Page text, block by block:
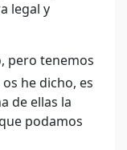
legal y
pero tenemos
he dicho, es
de ellas la
podamos